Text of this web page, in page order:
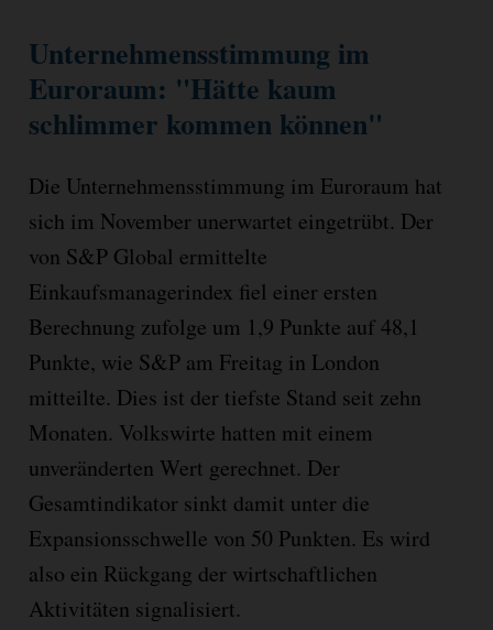
Unternehmensstimmung im
Euroraum: "Hätte kaum
schlimmer kommen können"
Die Unternehmensstimmung im Euroraum hat
sich im November unerwartet eingetrübt. Der
von S&P Global ermittelte
Einkaufsmanagerindex fiel einer ersten
Berechnung zufolge um 1,9 Punkte auf 48,1
Punkte, wie S&P am Freitag in London
mitteilte. Dies ist der tiefste Stand seit zehn
Monaten. Volkswirte hatten mit einem
unveränderten Wert gerechnet. Der
Gesamtindikator sinkt damit unter die
Expansionsschwelle von 50 Punkten. Es wird
also ein Rückgang der wirtschaftlichen
Aktivitäten signalisiert.